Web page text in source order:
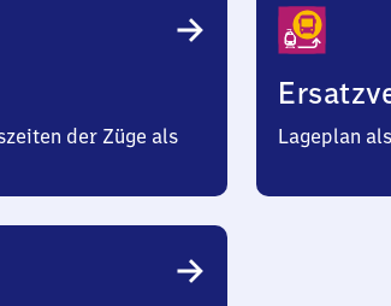
der Züge als
Lageplan